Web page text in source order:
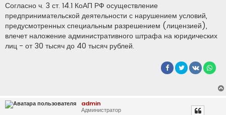
Согласно ч. 3 ст. 14.1 КоАП РФ осуществление
предпринимательской деятельности с нарушением условий,
предусмотренных специальным разрешением (лицензией),
влечет наложение административного штрафа на юридических
лиц - от 30 тысяч до 40 тысяч рублей.
admin
Администратор